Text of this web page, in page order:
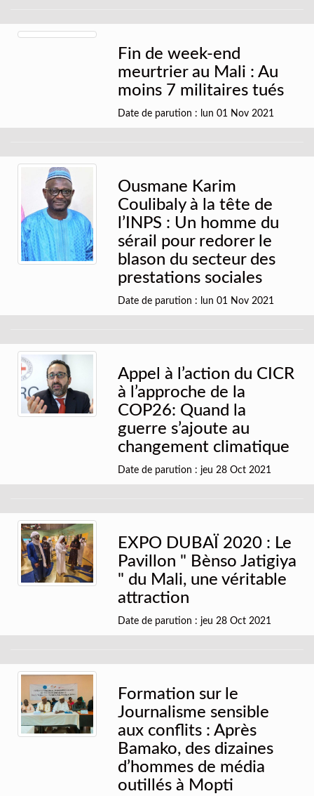
Fin de week-end
meurtrier au Mali : Au
moins 7 militaires tués
Date de parution : lun 01 Nov 2021
Ousmane Karim
Coulibaly à la tête de
l’INPS : Un homme du
sérail pour redorer le
blason du secteur des
prestations sociales
Date de parution : lun 01 Nov 2021
Appel à l’action du CICR
à l’approche de la
COP26: Quand la
guerre s’ajoute au
changement climatique
Date de parution : jeu 28 Oct 2021
EXPO DUBAÏ 2020 : Le
Pavillon " Bènso Jatigiya
" du Mali, une véritable
attraction
Date de parution : jeu 28 Oct 2021
Formation sur le
Journalisme sensible
aux conflits : Après
Bamako, des dizaines
d’hommes de média
outillés à Mopti